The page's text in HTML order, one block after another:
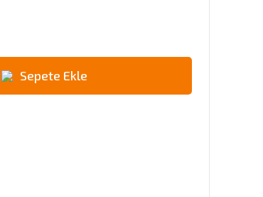
Sepete Ekle